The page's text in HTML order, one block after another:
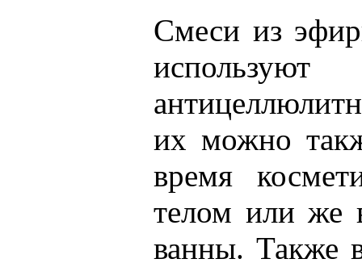
Смеси из
их можно
время
телом или же
ванны. Также